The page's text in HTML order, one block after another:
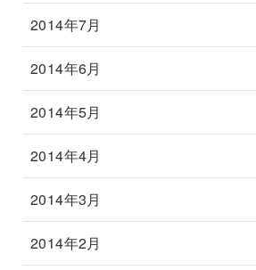
2014年7月
2014年6月
2014年5月
2014年4月
2014年3月
2014年2月